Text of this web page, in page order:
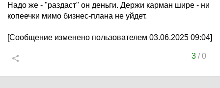
Надо же - "раздаст" он деньги. Держи карман шире - ни
копеечки мимо бизнес-плана не уйдет.
[Сообщение изменено пользователем 03.06.2025 09:04]
3/0